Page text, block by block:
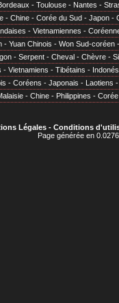
- Toulouse - Nantes -
- Chine - Corée du Sud - Japon -
- Vietnamiennes -
- Yuan Chinois - Won Sud-coréen
- Serpent - Cheval - Chèvre -
- Vietnamiens - Tibétains -
- Coréens - Japonais - Laotiens
- Chine - Philippines - Corée
Légales- Conditions
Page générée en